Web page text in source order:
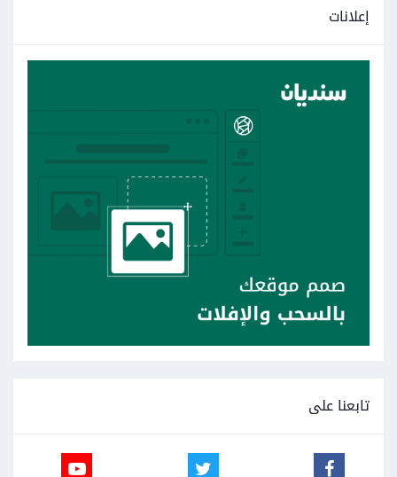
إعلانات
تابعنا على